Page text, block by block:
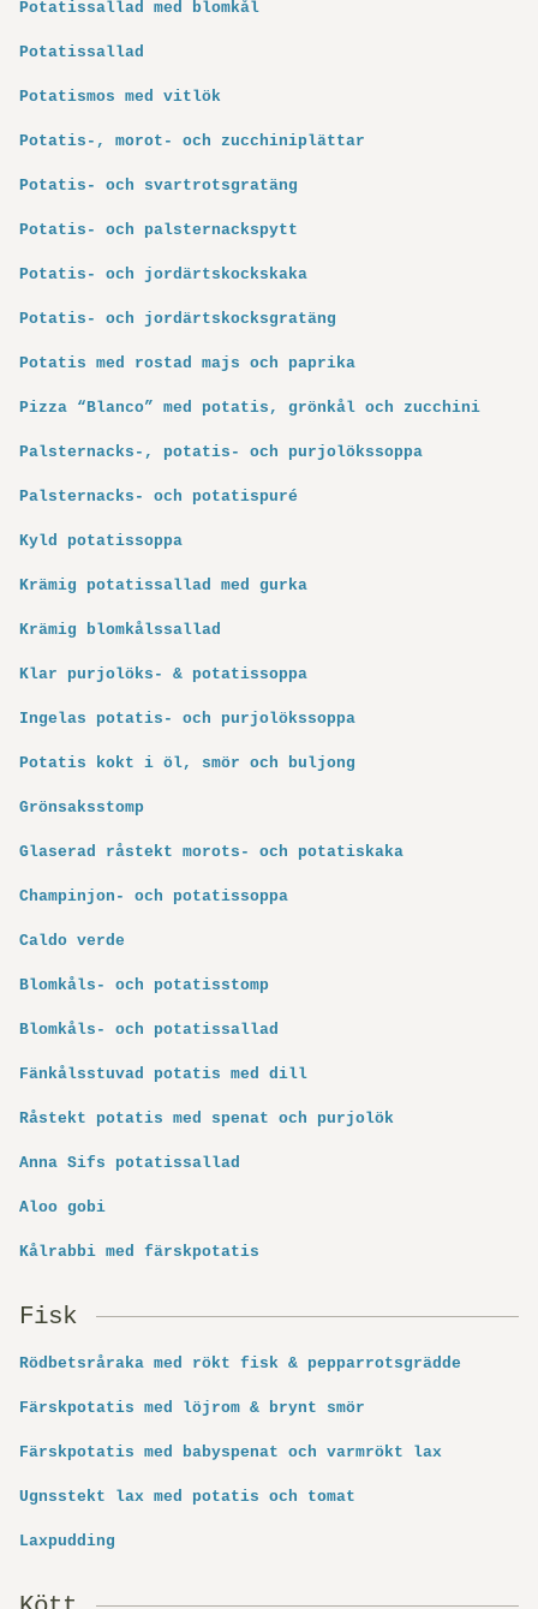
Potatissallad med blomkål
Potatissallad
Potatismos med vitlök
Potatis-, morot- och zucchiniplättar
Potatis- och svartrotsgratäng
Potatis- och palsternackspytt
Potatis- och jordärtskockskaka
Potatis- och jordärtskocksgratäng
Potatis med rostad majs och paprika
Pizza “Blanco” med potatis, grönkål och zucchini
Palsternacks-, potatis- och purjolökssoppa
Palsternacks- och potatispuré
Kyld potatissoppa
Krämig potatissallad med gurka
Krämig blomkålssallad
Klar purjolöks- & potatissoppa
Ingelas potatis- och purjolökssoppa
Potatis kokt i öl, smör och buljong
Grönsaksstomp
Glaserad råstekt morots- och potatiskaka
Champinjon- och potatissoppa
Caldo verde
Blomkåls- och potatisstomp
Blomkåls- och potatissallad
Fänkålsstuvad potatis med dill
Råstekt potatis med spenat och purjolök
Anna Sifs potatissallad
Aloo gobi
Kålrabbi med färskpotatis
Fisk
Rödbetsråraka med rökt fisk & pepparrotsgrädde
Färskpotatis med löjrom & brynt smör
Färskpotatis med babyspenat och varmrökt lax
Ugnsstekt lax med potatis och tomat
Laxpudding